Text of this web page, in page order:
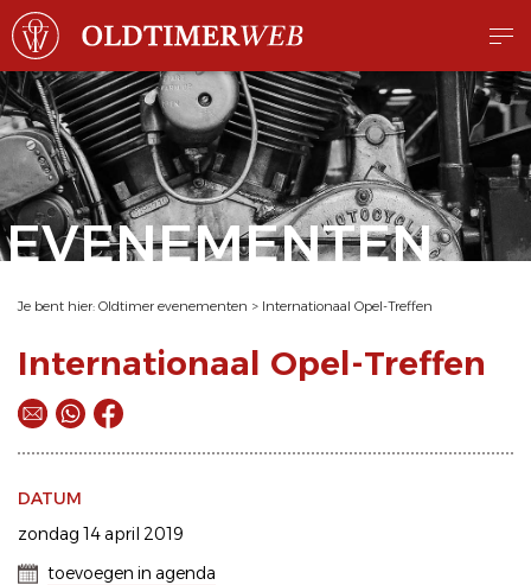
EVENEMENTEN
Je bent hier: Oldtimer evenementen > Internationaal Opel-Treffen
Internationaal Opel-Treffen
DATUM
zondag 14 april 2019
toevoegen in agenda